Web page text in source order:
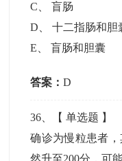
C 、盲肠
D 、十二指肠和胆
E 、盲肠和胆囊
答案：D
36 、【单选题 】
确诊为慢粒患者
然升至200分，可